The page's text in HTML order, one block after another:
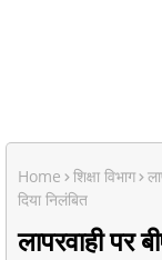
Home शिक्षा विभाग
दिया निलंबित
लापरवाही पर